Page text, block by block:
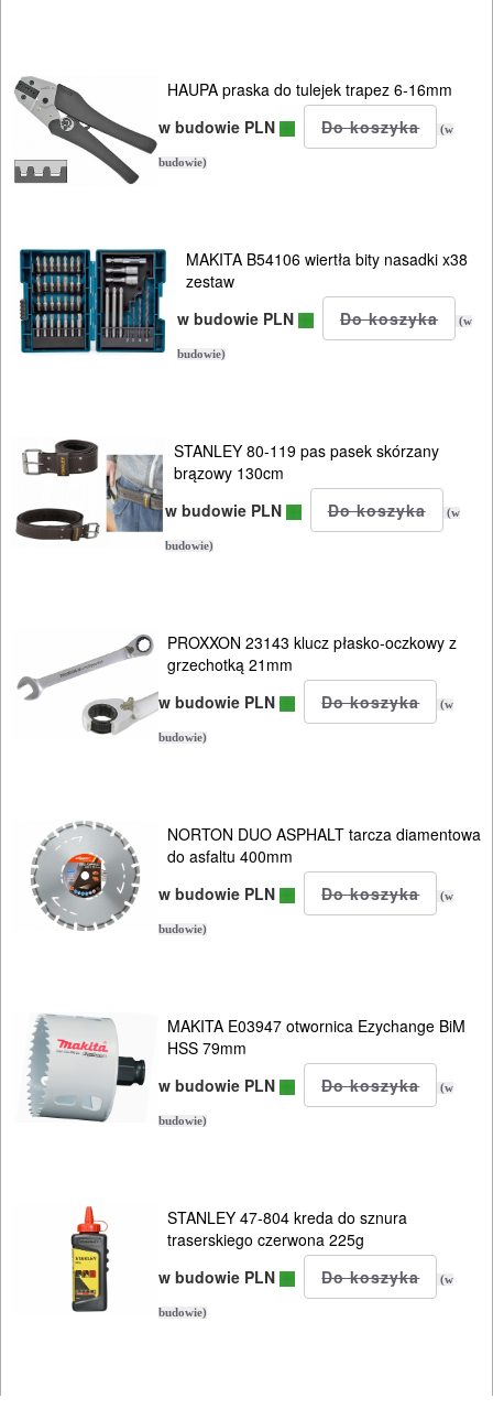
OSPRZĘT
AGREGATY
PRĄDOWE
ROBOCZA
I
BHP
OGRODNICZE
NARZĘDZIA
PILARKI-
CIŚNIENIOWE
HAUPA praska do tulejek trapez 6-16mm
w budowie PLN
(w
budowie)
MAKITA B54106 wiertła bity nasadki x38
zestaw
w budowie PLN
(w
budowie)
STANLEY 80-119 pas pasek skórzany
brązowy 130cm
w budowie PLN
(w
budowie)
PROXXON 23143 klucz płasko-oczkowy z
grzechotką 21mm
w budowie PLN
(w
budowie)
NORTON DUO ASPHALT tarcza diamentowa
do asfaltu 400mm
w budowie PLN
(w
budowie)
MAKITA E03947 otwornica Ezychange BiM
HSS 79mm
w budowie PLN
(w
budowie)
STANLEY 47-804 kreda do sznura
traserskiego czerwona 225g
w budowie PLN
(w
budowie)